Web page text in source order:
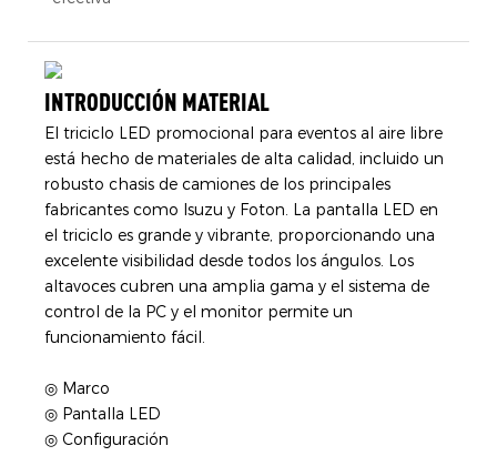
INTRODUCCIÓN MATERIAL
El triciclo LED promocional para eventos al aire libre
está hecho de materiales de alta calidad, incluido un
robusto chasis de camiones de los principales
fabricantes como Isuzu y Foton. La pantalla LED en
el triciclo es grande y vibrante, proporcionando una
excelente visibilidad desde todos los ángulos. Los
altavoces cubren una amplia gama y el sistema de
control de la PC y el monitor permite un
funcionamiento fácil.
◎ Marco
◎ Pantalla LED
◎ Configuración